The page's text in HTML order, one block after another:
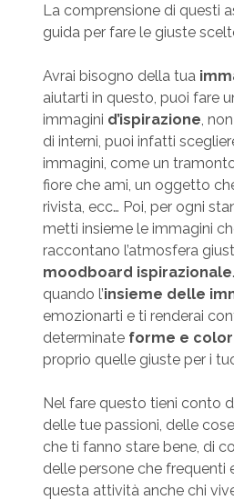
La comprensione di questi
guida per fare le giuste
Avrai bisogno della tua
aiutarti in questo, puoi fare
immagini d’ispirazione ,
di interni, puoi infatti
immagini, come un
fiore che ami, un oggetto
rivista, ecc… Poi, per ogni
metti insieme le immagini
raccontano l’atmosfera
moodboard ispirazionale
quando l’insieme delle
emozionarti e ti renderai
determinate forme e
proprio quelle giuste per i
Nel fare questo tieni conto
delle tue passioni, delle
che ti fanno stare bene, di
delle persone che frequenti
questa attività anche chi